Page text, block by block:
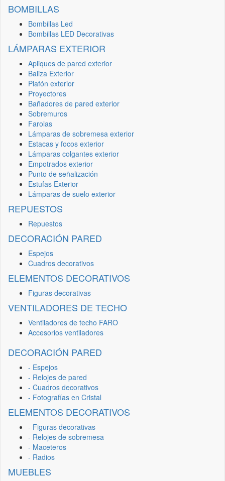
BOMBILLAS
Bombillas Led
Bombillas LED Decorativas
LÁMPARAS EXTERIOR
Apliques de pared exterior
Baliza Exterior
Plafón exterior
Proyectores
Bañadores de pared exterior
Sobremuros
Farolas
Lámparas de sobremesa exterior
Estacas y focos exterior
Lámparas colgantes exterior
Empotrados exterior
Punto de señalización
Estufas Exterior
Lámparas de suelo exterior
REPUESTOS
Repuestos
DECORACIÓN PARED
Espejos
Cuadros decorativos
ELEMENTOS DECORATIVOS
Figuras decorativas
VENTILADORES DE TECHO
Ventiladores de techo FARO
Accesorios ventiladores
DECORACIÓN PARED
- Espejos
- Relojes de pared
- Cuadros decorativos
- Fotografías en Cristal
ELEMENTOS DECORATIVOS
- Figuras decorativas
- Relojes de sobremesa
- Maceteros
- Radios
MUEBLES